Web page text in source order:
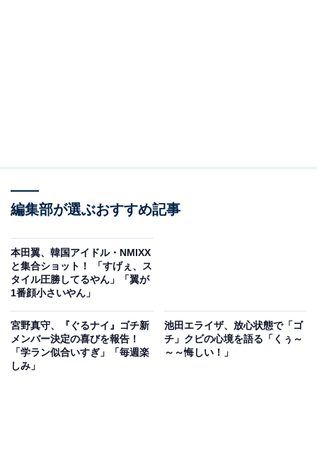
編集部が選ぶおすすめ記事
本田翼、韓国アイドル・NMIXX
と集合ショット！ 「すげぇ、ス
タイル圧勝してるやん」「翼が
1番顔小さいやん」
宮野真守、『ぐるナイ』ゴチ新
メンバー決定の喜びを報告！
「学ラン似合いすぎ」「毎週楽
しみ」
池田エライザ、放心状態で「ゴ
チ」クビの心境を語る「くぅ～
～～悔しい！」